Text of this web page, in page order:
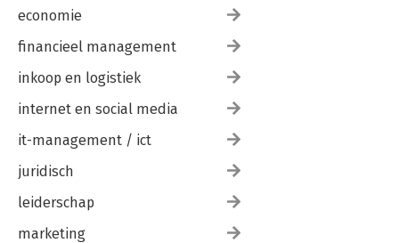
economie
financieel management
inkoop en logistiek
internet en social media
it-management / ict
juridisch
leiderschap
marketing